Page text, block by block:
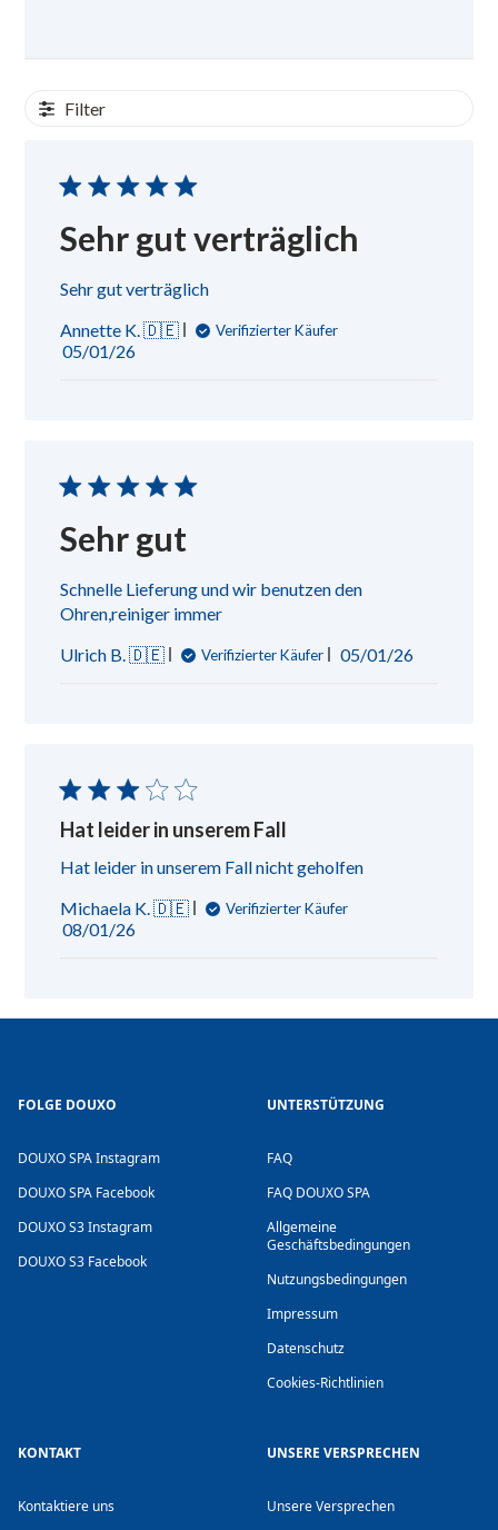
Filter
Sehr gut verträglich
Sehr gut verträglich
Annette K. 🇩🇪
Verifizierter Käufer
Veröffentlichungsdatum
05/01/26
Sehr gut
Schnelle Lieferung und wir benutzen den
Ohren,reiniger immer
Ulrich B. 🇩🇪
Verifizierter Käufer 05/01/26
Hat leider in unserem Fall
Hat leider in unserem Fall nicht geholfen
Michaela K. 🇩🇪
Verifizierter Käufer
Veröffentlichungsdatum
08/01/26
FOLGE DOUXO
DOUXO SPA Instagram
DOUXO SPA Facebook
DOUXO S3 Instagram
DOUXO S3 Facebook
UNTERSTÜTZUNG
FAQ
FAQ DOUXO SPA
Allgemeine
Geschäftsbedingungen
Nutzungsbedingungen
Impressum
Datenschutz
Cookies-Richtlinien
KONTAKT
Kontaktiere uns
UNSERE VERSPRECHEN
Unsere Versprechen